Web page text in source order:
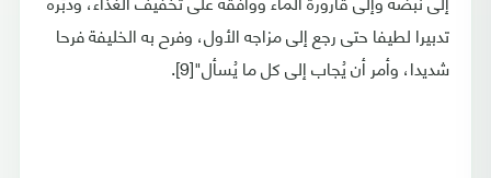
تدبيرا لطيفا حتى رجع إلى مزاجه الأول، وفرح به الخليفة فرحا
شديدا، وأمر أن يُجاب إلى كل ما يُسأل"[9].